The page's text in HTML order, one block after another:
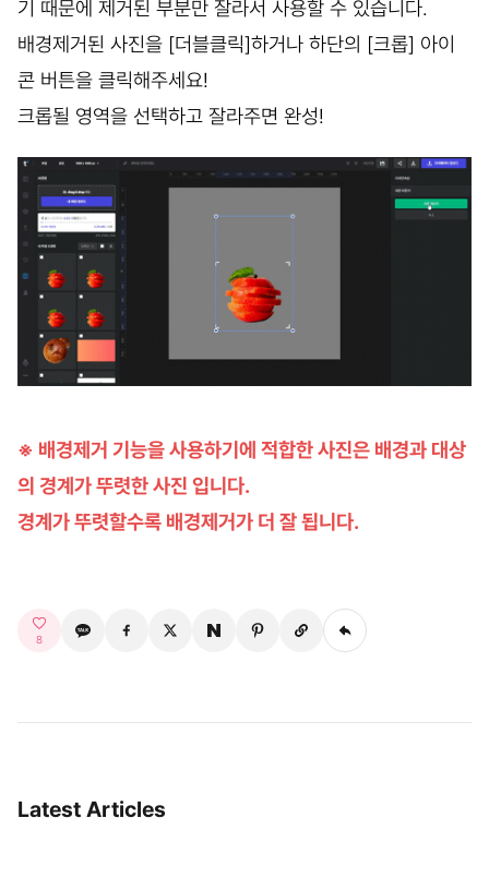
기 때문에 제거된 부분만 잘라서 사용할 수 있습니다.
배경제거된 사진을 [더블클릭]하거나 하단의 [크롭] 아이
콘 버튼을 클릭해주세요!
크롭될 영역을 선택하고 잘라주면 완성!
※ 배경제거 기능을 사용하기에 적합한 사진은 배경과 대상
의 경계가 뚜렷한 사진 입니다.
경계가 뚜렷할수록 배경제거가 더 잘 됩니다.
8
Latest Articles